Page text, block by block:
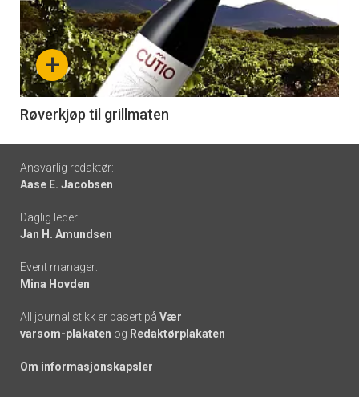
akkurat
nå
-
6
+
Røverkjøp til grillmaten
Footer
-
links
Ansvarlig redaktør:
Aase E. Jacobsen
Daglig leder:
Jan H. Amundsen
Event manager:
Mina Hovden
All journalistikk er basert på Vær
varsom-plakaten og Redaktørplakaten
Om informasjonskapsler